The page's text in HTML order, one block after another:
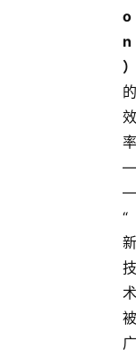
o
n
）
的
效
率
—
—
“
新
技
术
被
广